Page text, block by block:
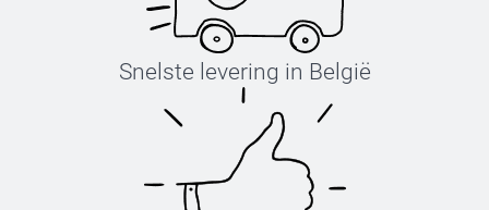
Snelste levering in België